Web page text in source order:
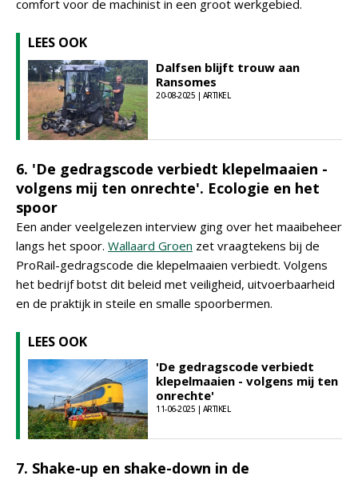
comfort voor de machinist in een groot werkgebied.
LEES OOK
Dalfsen blijft trouw aan
Ransomes
20-08-2025 | ARTIKEL
6. 'De gedragscode verbiedt klepelmaaien -
volgens mij ten onrechte'. Ecologie en het
spoor
Een ander veelgelezen interview ging over het maaibeheer
langs het spoor. Wallaard Groen zet vraagtekens bij de
ProRail-gedragscode die klepelmaaien verbiedt. Volgens
het bedrijf botst dit beleid met veiligheid, uitvoerbaarheid
en de praktijk in steile en smalle spoorbermen.
LEES OOK
'De gedragscode verbiedt
klepelmaaien - volgens mij ten
onrechte'
11-06-2025 | ARTIKEL
7. Shake-up en shake-down in de